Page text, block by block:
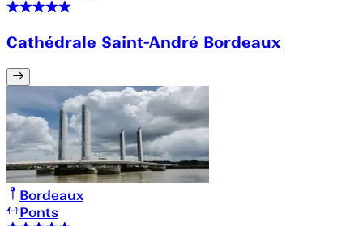
Cathédrale Saint-André Bordeaux
Bordeaux
Ponts